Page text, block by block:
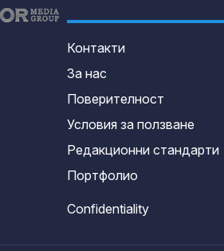
Контакти
За нас
Поверителност
Условия за ползване
Редакционни стандарти
Портфолио
Confidentiality